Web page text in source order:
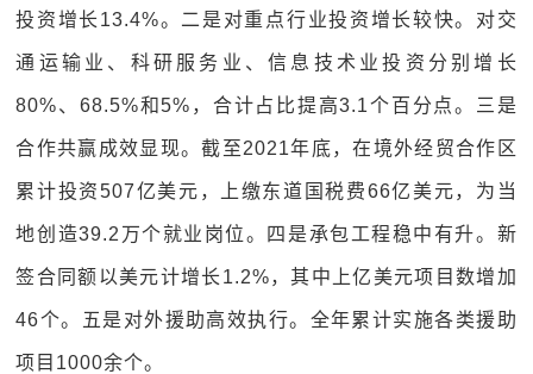
投资增长13.4%。二是对重点行业投资增长较快。对交
通运输业、科研服务业、信息技术业投资分别增长
80%、68.5%和5%，合计占比提高3.1个百分点。三是
合作共赢成效显现。截至2021年底，在境外经贸合作区
累计投资507亿美元，上缴东道国税费66亿美元，为当
地创造39.2万个就业岗位。四是承包工程稳中有升。新
签合同额以美元计增长1.2%，其中上亿美元项目数增加
46个。五是对外援助高效执行。全年累计实施各类援助
项目1000余个。